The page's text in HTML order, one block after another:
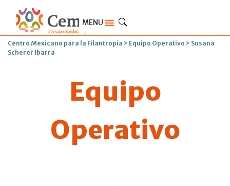
MENU
Centro Mexicano para la Filantropía > Equipo Operativo > Susana
Scherer Ibarra
Equipo
Operativo